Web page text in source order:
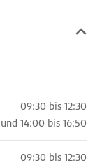
09:30 bis 12:30
und 14:00 bis 16:50
09:30 bis 12:30